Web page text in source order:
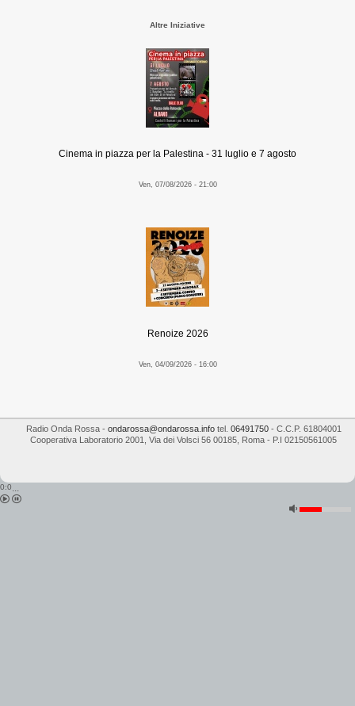
Altre Iniziative
Cinema in piazza per la Palestina - 31 luglio e 7 agosto
Ven, 07/08/2026 - 21:00
Renoize 2026
Ven, 04/09/2026 - 16:00
Radio Onda Rossa- ondarossa@ondarossa.infotel. 06491750- C.C.P. 61804001
Cooperativa Laboratorio 2001
Via dei Volsci 56 00185 Roma - P.I 02150561005
0:0...